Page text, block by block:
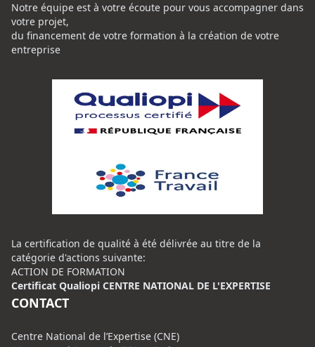
Notre équipe est à votre écoute pour vous accompagner dans
votre projet,
du financement de votre formation à la création de votre
entreprise
La certification de qualité à été délivrée au titre de la
catégorie d'actions suivante:
ACTION DE FORMATION
Certificat Qualiopi CENTRE NATIONAL DE L'EXPERTISE
CONTACT
Centre National de l’Expertise (CNE)